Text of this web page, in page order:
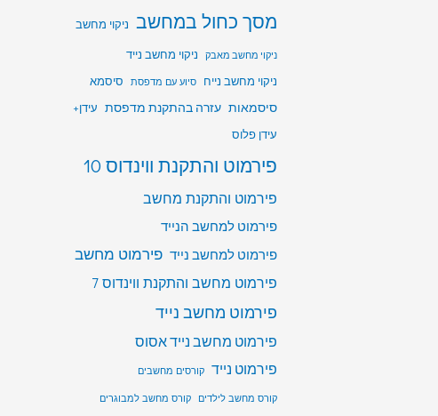
מסך כחול במחשב ניקוי מחשב
ניקוי מחשב מאבק
ניקוי מחשב נייד
ניקוי מחשב נייח סיוע עם מדפסת סיסמא
סיסמאות עזרה בהתקנת מדפסת עידן+
עידן פלוס
פירמוט והתקנת ווינדוס 10
פירמוט והתקנת מחשב
פירמוט למחשב הנייד
פירמוט למחשב נייד פירמוט מחשב
פירמוט מחשב והתקנת ווינדוס 7
פירמוט מחשב נייד
פירמוט מחשב נייד אסוס
פירמוט נייד קורסים מחשבים
קורס מחשב לילדים קורס מחשב למבוגרים